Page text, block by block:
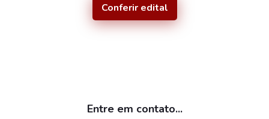
Conferir edital
Entre em contato...